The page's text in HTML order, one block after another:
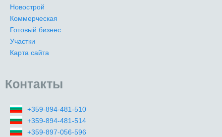
Новострой
Коммерческая
Готовый бизнес
Участки
Карта сайта
Контакты
+359-894-481-510
+359-894-481-514
+359-897-056-596